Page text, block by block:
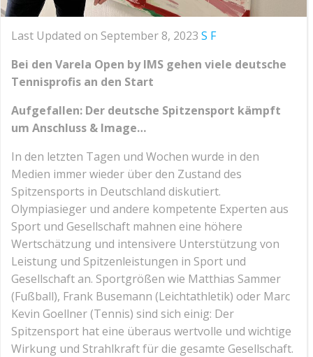
Last Updated on September 8, 2023 S F
Bei den Varela Open by IMS gehen viele deutsche
Tennisprofis an den Start
Aufgefallen: Der deutsche Spitzensport kämpft
um Anschluss & Image…
In den letzten Tagen und Wochen wurde in den
Medien immer wieder über den Zustand des
Spitzensports in Deutschland diskutiert.
Olympiasieger und andere kompetente Experten aus
Sport und Gesellschaft mahnen eine höhere
Wertschätzung und intensivere Unterstützung von
Leistung und Spitzenleistungen in Sport und
Gesellschaft an. Sportgrößen wie Matthias Sammer
(Fußball), Frank Busemann (Leichtathletik) oder Marc
Kevin Goellner (Tennis) sind sich einig: Der
Spitzensport hat eine überaus wertvolle und wichtige
Wirkung und Strahlkraft für die gesamte Gesellschaft.